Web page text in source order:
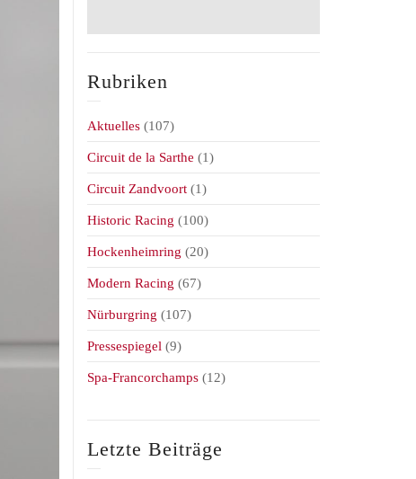
Rubriken
Aktuelles (107)
Circuit de la Sarthe (1)
Circuit Zandvoort (1)
Historic Racing (100)
Hockenheimring (20)
Modern Racing (67)
Nürburgring (107)
Pressespiegel (9)
Spa-Francorchamps (12)
Letzte Beiträge